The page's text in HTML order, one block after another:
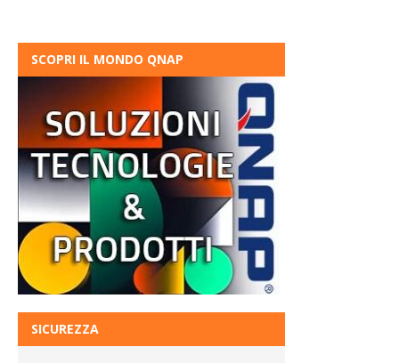
SCOPRI IL MONDO QNAP
SICUREZZA